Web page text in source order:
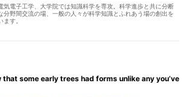
気電子工学、大学院では知識科学を専攻。科学進歩と共に分断
分野間交流の場、一般の人々が科学知識とふれあう場の創出を
ます。
some early trees had forms unlike any you’ve